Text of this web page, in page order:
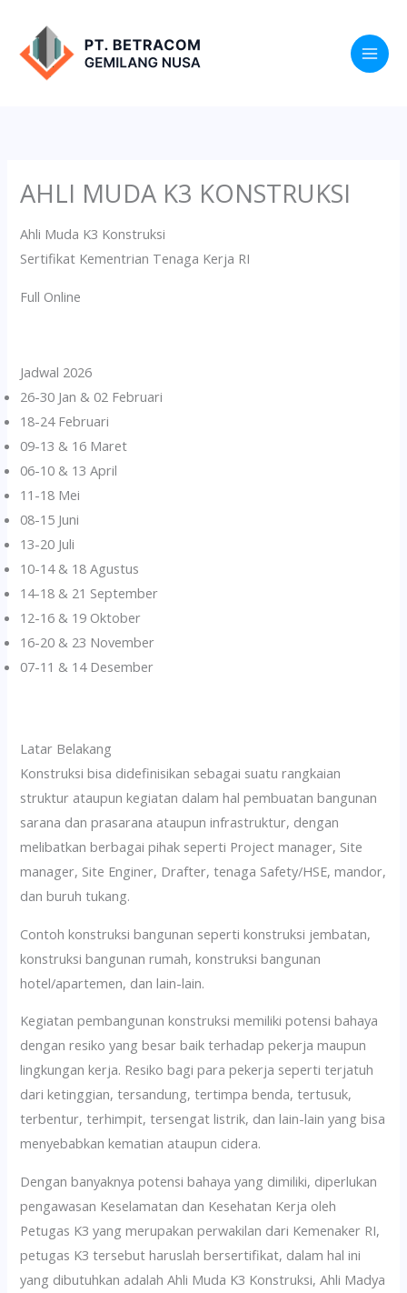
konten
AHLI MUDA K3 KONSTRUKSI
Ahli Muda K3 Konstruksi
Sertifikat Kementrian Tenaga Kerja RI
Full Online
Jadwal 2026
26-30 Jan & 02 Februari
18-24 Februari
09-13 & 16 Maret
06-10 & 13 April
11-18 Mei
08-15 Juni
13-20 Juli
10-14 & 18 Agustus
14-18 & 21 September
12-16 & 19 Oktober
16-20 & 23 November
07-11 & 14 Desember
Latar Belakang
Konstruksi bisa didefinisikan sebagai suatu rangkaian
struktur ataupun kegiatan dalam hal pembuatan bangunan
sarana dan prasarana ataupun infrastruktur, dengan
melibatkan berbagai pihak seperti Project manager, Site
manager, Site Enginer, Drafter, tenaga Safety/HSE, mandor,
dan buruh tukang.
Contoh konstruksi bangunan seperti konstruksi jembatan,
konstruksi bangunan rumah, konstruksi bangunan
hotel/apartemen, dan lain-lain.
Kegiatan pembangunan konstruksi memiliki potensi bahaya
dengan resiko yang besar baik terhadap pekerja maupun
lingkungan kerja. Resiko bagi para pekerja seperti terjatuh
dari ketinggian, tersandung, tertimpa benda, tertusuk,
terbentur, terhimpit, tersengat listrik, dan lain-lain yang bisa
menyebabkan kematian ataupun cidera.
Dengan banyaknya potensi bahaya yang dimiliki, diperlukan
pengawasan Keselamatan dan Kesehatan Kerja oleh
Petugas K3 yang merupakan perwakilan dari Kemenaker RI,
petugas K3 tersebut haruslah bersertifikat, dalam hal ini
yang dibutuhkan adalah Ahli Muda K3 Konstruksi, Ahli Madya